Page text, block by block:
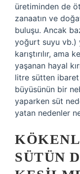
üretiminden de
zanaatın ve
buluşu. Ancak
yoğurt suyu vb.)
karıştırılır, ama
yaşanan hayal
litre sütten
büyüsünün bir
yaparken süt
yatan nedenler
SÜTÜN